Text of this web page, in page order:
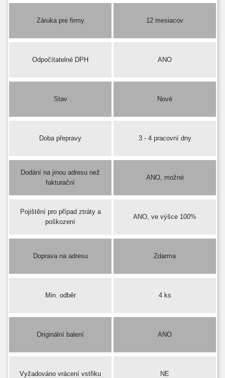
Záruka pre firmy 12 mesiacov
Odpočítatelné DPH ANO
Stav Nové
Doba přepravy 3 - 4 pracovní dny
Dodání na jinou adresu než
fakturační
ANO, možné
Pojištění pro případ ztráty a
poškození
ANO, ve výšce 100%
Doprava na adresu Zdarma
Min. odběr 4 ks
Originální balení ANO
Vyžadováno vrácení vstřiku NE